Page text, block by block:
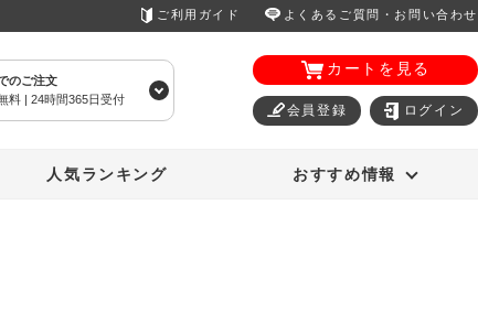
ご利用ガイド よくあるご質問・お問い合わせ
のご注文
料 | 24時間365日受付
カートを見る
会員登録 ログイン
人気ランキング おすすめ情報